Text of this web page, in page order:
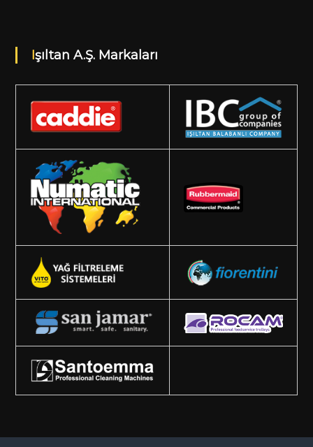
Işıltan A.Ş. Markaları